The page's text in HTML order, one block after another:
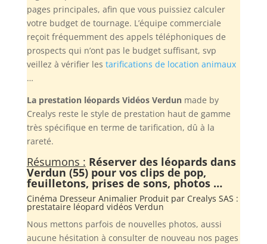
pages principales, afin que vous puissiez calculer
votre budget de tournage. L’équipe commerciale
reçoit fréquemment des appels téléphoniques de
prospects qui n’ont pas le budget suffisant, svp
veillez à vérifier les tarifications de location animaux
…
La prestation léopards Vidéos Verdunmade by
Crealys reste le style de prestation haut de gamme
très spécifique en terme de tarification, dû à la
rareté.
Résumons : Réserver des léopards dans
Verdun (55) pour vos clips de pop,
feuilletons, prises de sons, photos …
Cinéma Dresseur Animalier Produit par Crealys SAS :
prestataire léopard vidéos Verdun
Nous mettons parfois de nouvelles photos, aussi
aucune hésitation à consulter de nouveau nos pages